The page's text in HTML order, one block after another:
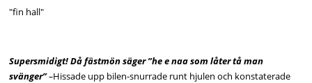
"fin hall"
Supersmidigt! Då fästmön säger ”he e naa som låter tå man
svänger”–Hissade upp bilen-snurrade runt hjulen och konstaterade